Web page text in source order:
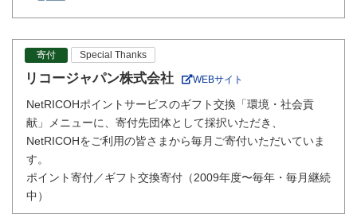
寄付 Special Thanks
リコージャパン株式会社 WEBサイト
NetRICOHポイントサービスのギフト交換「環境・社会貢
献」メニューに、寄付先団体として採択いただき、
NetRICOHをご利用の皆さまから毎月ご寄付いただいていま
す。
ポイント寄付／ギフト交換寄付（2009年度〜毎年・毎月継続
中）